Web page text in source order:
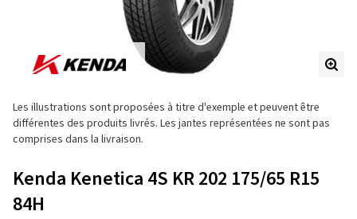
Les illustrations sont proposées à titre d'exemple et peuvent être
différentes des produits livrés. Les jantes représentées ne sont pas
comprises dans la livraison.
Kenda Kenetica 4S KR 202 175/65 R15
84H